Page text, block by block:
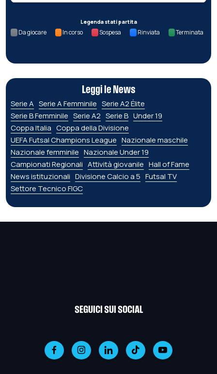
Legenda stati partita
Da giocare In corso Sospesa Rinviata Terminata
Leggi le News
Serie A Serie A Femminile Serie A2 Élite
Serie B Femminile Serie A2 Serie B Under 19
Coppa Italia Coppa della Divisione
UEFA Futsal Champions League Nazionale maschile
Nazionale femminile Nazionale Under 19
Campionati Regionali Attività giovanile Hall of Fame
News istituzionali Divisione Calcio a 5 Futsal TV
Settore Tecnico FIGC
SEGUICI SUI SOCIAL